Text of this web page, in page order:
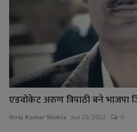
एडवोकेट अरुण त्रिपाठी बने भाजपा
Niraj Kumar Shukla Jun 26, 2022 0